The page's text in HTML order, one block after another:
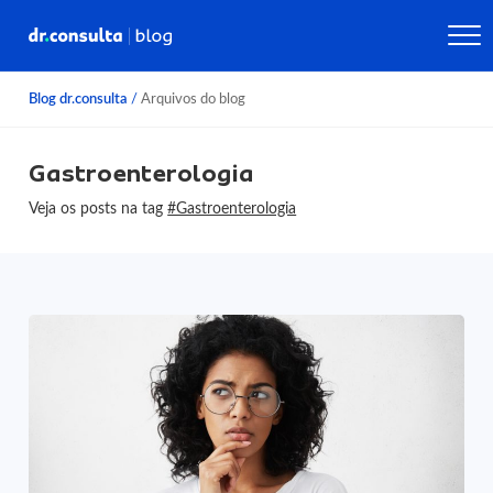
Blog dr.consulta / Arquivos do blog
Gastroenterologia
Veja os posts na tag#Gastroenterologia